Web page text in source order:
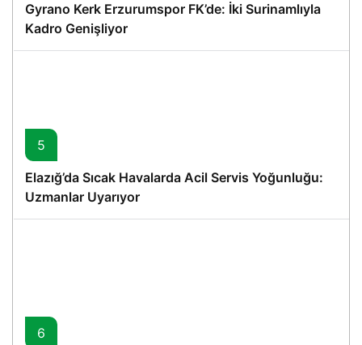
Gyrano Kerk Erzurumspor FK’de: İki Surinamlıyla
Kadro Genişliyor
5
Elazığ’da Sıcak Havalarda Acil Servis Yoğunluğu:
Uzmanlar Uyarıyor
6